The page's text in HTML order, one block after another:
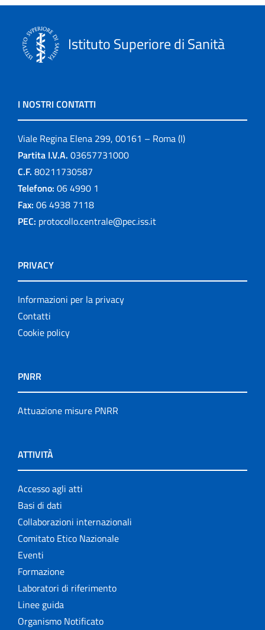
Istituto Superiore di Sanità
I NOSTRI CONTATTI
Viale Regina Elena 299, 00161 – Roma (I)
Partita I.V.A. 03657731000
C.F. 80211730587
Telefono: 06 4990 1
Fax: 06 4938 7118
PEC: protocollo.centrale@pec.iss.it
PRIVACY
Informazioni per la privacy
Contatti
Cookie policy
PNRR
Attuazione misure PNRR
ATTIVITÀ
Accesso agli atti
Basi di dati
Collaborazioni internazionali
Comitato Etico Nazionale
Eventi
Formazione
Laboratori di riferimento
Linee guida
Organismo Notificato